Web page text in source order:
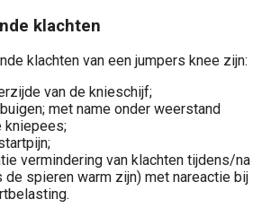
klachten
klachten van een jumpers knee zijn:
van de knieschijf;
met name onder weerstand
kniepees;
vermindering van klachten tijdens/na
de spieren warm zijn) met nareactie bij